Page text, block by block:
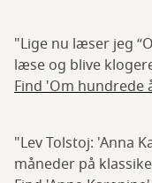
"Lige nu læser jeg
læse og blive
Find 'Om hundrede
"Lev Tolstoj: 'Anna
måneder på